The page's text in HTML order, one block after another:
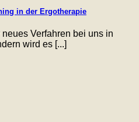
in der Ergotherapie
Verfahren bei uns in
wird es [...]